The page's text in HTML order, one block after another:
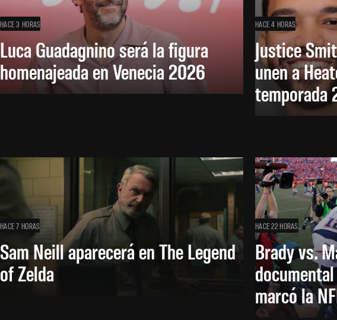
HACE 3 HORAS
Luca Guadagnino será la figura
homenajeada en Venecia 2026
HACE 4 HORAS
Justice
unen a
temporada
HACE 7 HORAS
Sam Neill aparecerá en The Legend
of Zelda
HACE 22 HORAS
Brady vs.
marcó la